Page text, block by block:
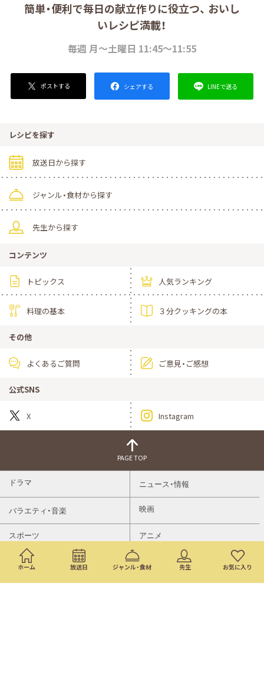
ホーム 放送日 ジャンル・食材 先生 お気に入り
簡単・便利で毎日の献立作りに役立つ、 おいし
いレシピ満載！
毎週 月～土曜日 11:45～11:55
ポストする シェアする LINEで送る
レシピを探す
放送日から探す
ジャンル・食材から探す
先生から探す
コンテンツ
トピックス 人気ランキング
料理の基本 ３分クッキングの本
その他
よくあるご質問 ご意見・ご感想
公式SNS
X Instagram
PAGE TOP
ドラマ ニュース・情報
バラエティ・音楽 映画
スポーツ アニメ
ミニ番組 イベント
通販